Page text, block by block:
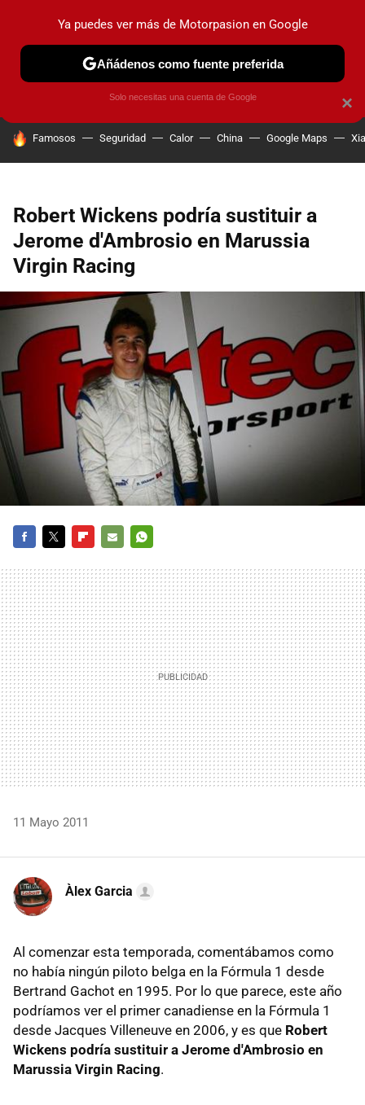
PRUEBAS COCHES ELÉCTRICOS OBSERVATORIO
HOY SE HABLA DE
Famosos Seguridad Calor China Google Maps
Robert Wickens podría sustituir a
Jerome d'Ambrosio en Marussia
Virgin Racing
MAIL
11 Mayo 2011
Àlex Garcia
Al comenzar esta temporada, comentábamos como
no había ningún piloto belga en la Fórmula 1 desde
Bertrand Gachot en 1995. Por lo que parece, este año
podríamos ver el primer canadiense en la Fórmula 1
desde Jacques Villeneuve en 2006, y es que Robert
Wickens podría sustituir a Jerome d'Ambrosio en
Marussia Virgin Racing.
×
Ya puedes ver más de Motorpasion en Google
Añádenos como fuente preferida
Solo necesitas una cuenta de Google